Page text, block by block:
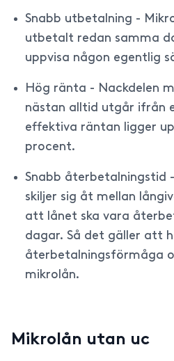
Snabb utbetalning -
utbetalt redan samma
uppvisa någon egentlig
Hög ränta - Nackdelen
nästan alltid utgår ifrån
effektiva räntan ligger
procent.
Snabb återbetalningstid
skiljer sig åt mellan
att lånet ska vara
dagar. Så det gäller att
återbetalningsförmåga
mikrolån.
Mikrolån utan uc